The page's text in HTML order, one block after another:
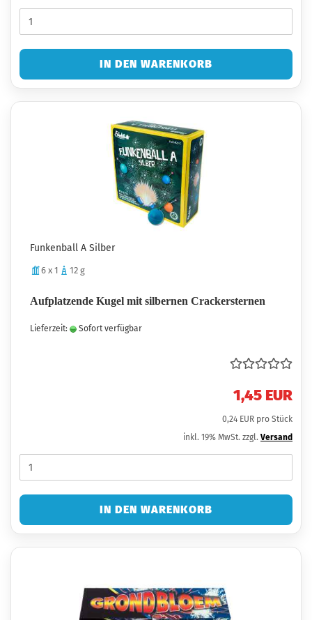
IN DEN WARENKORB
Funkenball A Silber
6 x 1 12 g
Aufplatzende Kugel mit silbernen Crackersternen
Lieferzeit: Sofort verfügbar
1,45 EUR
0,24 EUR pro Stück
inkl. 19% MwSt. zzgl. Versand
IN DEN WARENKORB